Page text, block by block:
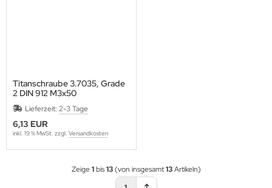
Titanschraube 3.7035, Grade
2 DIN 912 M3x50
Lieferzeit: 2-3 Tage
6,13 EUR
inkl. 19 % MwSt. zzgl. Versandkosten
Zeige1bis13(von insgesamt13Artikeln)